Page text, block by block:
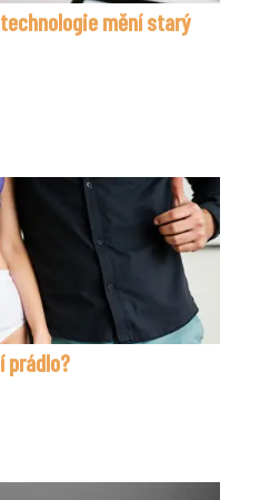
mění starý
prádlo?